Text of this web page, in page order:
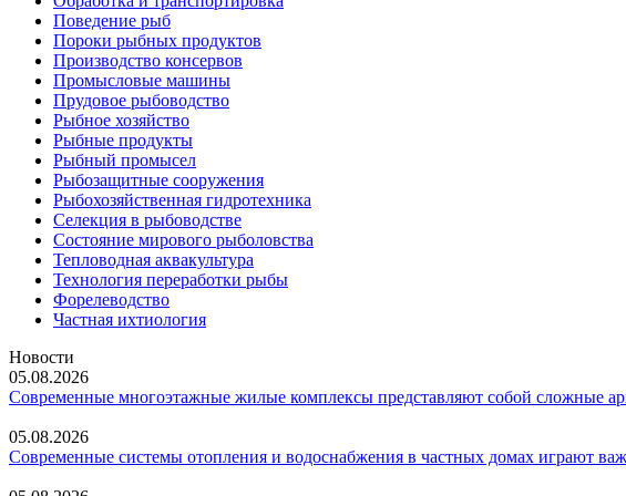
Поведение рыб
Пороки рыбных продуктов
Производство консервов
Промысловые машины
Прудовое рыбоводство
Рыбное хозяйство
Рыбные продукты
Рыбный промысел
Рыбозащитные сооружения
Рыбохозяйственная гидротехника
Селекция в рыбоводстве
Состояние мирового рыболовства
Тепловодная аквакультура
Технология переработки рыбы
Форелеводство
Частная ихтиология
Новости
05.08.2026
Современные многоэтажные жилые комплексы представляют собой сложные
05.08.2026
Современные системы отопления и водоснабжения в частных домах играют